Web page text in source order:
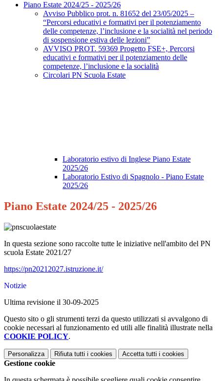
Piano Estate 2024/25 - 2025/26
Avviso Pubblico prot. n. 81652 del 23/05/2025 –
“Percorsi educativi e formativi per il potenziamento
delle competenze, l’inclusione e la socialità nel periodo
di sospensione estiva delle lezioni”
AVVISO PROT. 59369 Progetto FSE+, Percorsi
educativi e formativi per il potenziamento delle
competenze, l’inclusione e la socialità
Circolari PN Scuola Estate
Laboratorio estivo di Inglese Piano Estate
2025/26
Laboratorio Estivo di Spagnolo - Piano Estate
2025/26
Piano Estate 2024/25 - 2025/26
In questa sezione sono raccolte tutte le iniziative nell'ambito del PN
scuola Estate 2021/27
https://pn20212027.istruzione.it/
Notizie
Ultima revisione il 30-09-2025
Questo sito o gli strumenti terzi da questo utilizzati si avvalgono di
cookie necessari al funzionamento ed utili alle finalità illustrate nella
COOKIE POLICY.
Personalizza Rifiuta tutti i cookies Accetta tutti i cookies
Gestione cookie